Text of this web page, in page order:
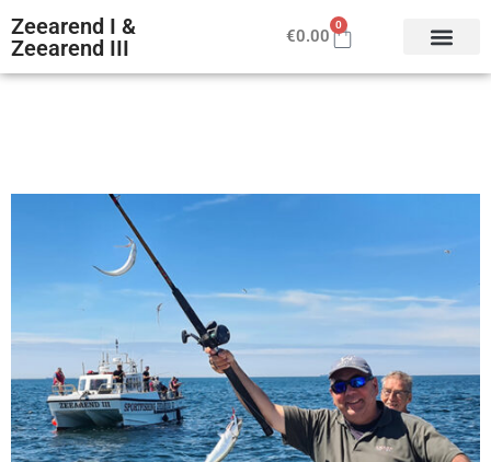
Zeearend I &
Zeearend III
€0.00
0